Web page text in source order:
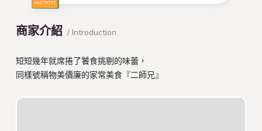
商家介紹 / Introduction
短短幾年就席捲了饕食挑剔的味蕾，
同樣號稱物美價廉的家常美食『二師兄』